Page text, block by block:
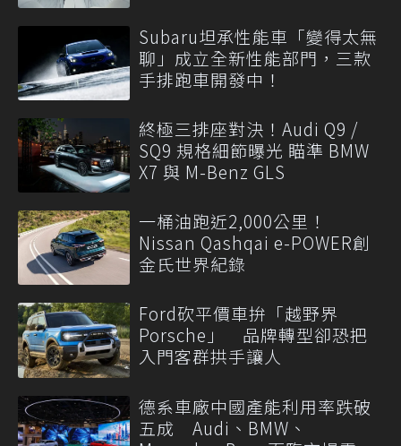
Subaru坦承性能車「變得太無
聊」成立全新性能部門，三款
手排跑車開發中！
終極三排座對決！Audi Q9 /
SQ9 規格細節曝光 瞄準 BMW
X7 與 M-Benz GLS
一桶油跑近2,000公里！
Nissan Qashqai e-POWER創
金氏世界紀錄
Ford砍平價車拚「越野界
Porsche」 品牌轉型卻恐把
入門客群拱手讓人
德系車廠中國產能利用率跌破
五成 Audi、BMW、